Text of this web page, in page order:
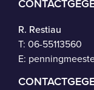
R. Restiau
T: 06-55113560
E: